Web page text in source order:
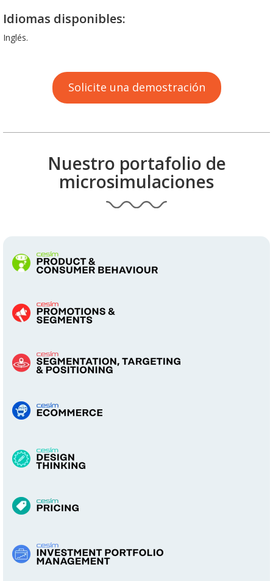
Idiomas disponibles:
Inglés.
Solicite una demostración
Nuestro portafolio de
microsimulaciones